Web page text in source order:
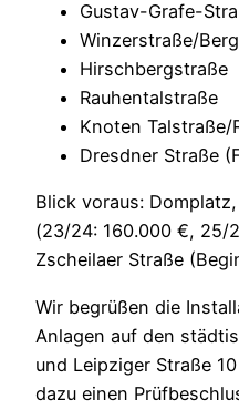
Gustav-Grafe-
Winzerstraße/
Hirschbergstraße
Rauhentalstraße
Knoten Talstraße/
Dresdner Straße
Blick voraus:
(23/24: 160.000 €, 25/
Zscheilaer Straße
Wir begrüßen die
Anlagen auf den
und Leipziger Straße
dazu einen